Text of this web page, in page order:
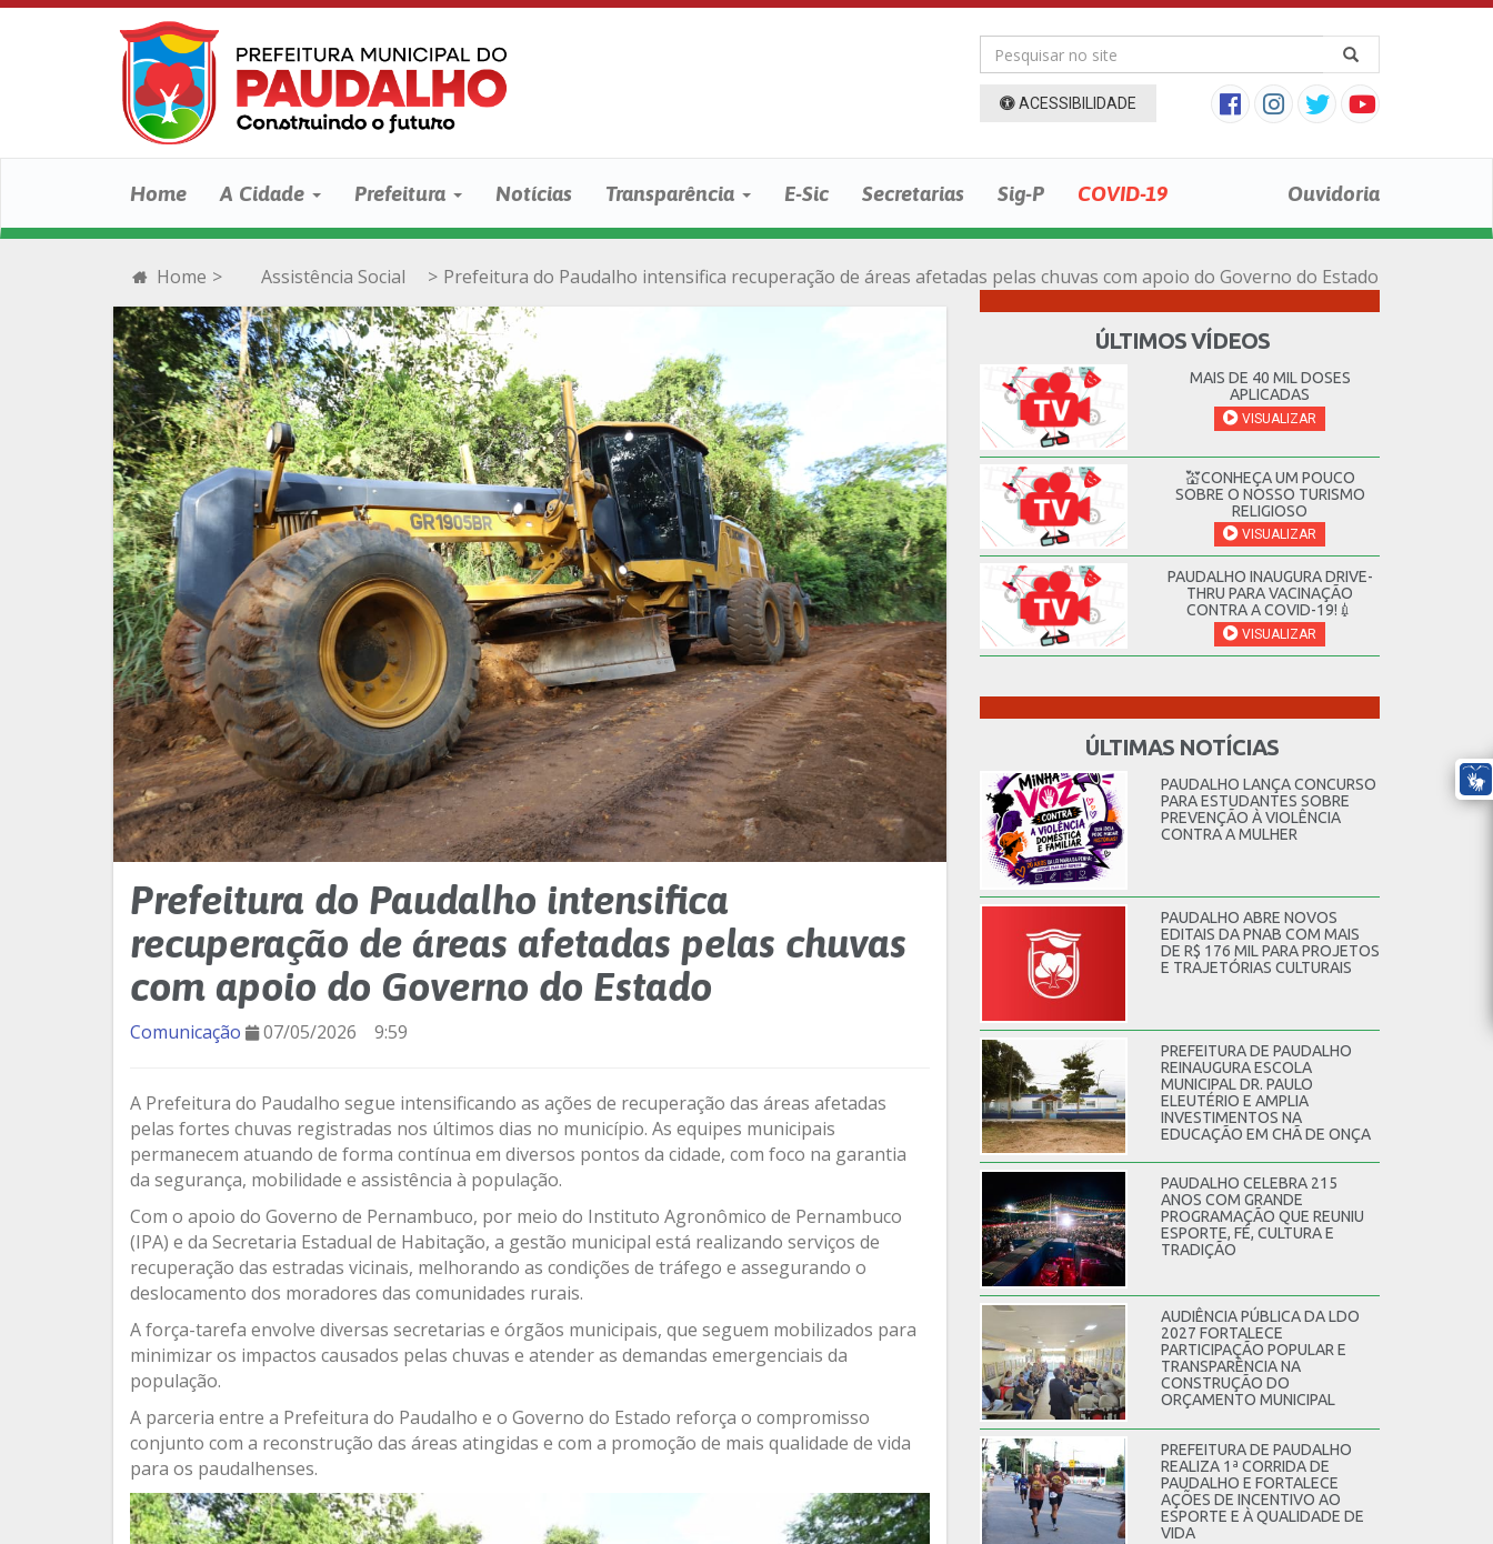
ACESSIBILIDADE
Home A Cidade Prefeitura Notícias Transparência E-Sic Secretarias Sig-P COVID-19 Ouvidoria
Home > Assistência Social > Prefeitura do Paudalho intensifica recuperação de áreas afetadas pelas chuvas com apoio do Governo do Estado
Prefeitura do Paudalho intensifica
recuperação de áreas afetadas pelas chuvas
com apoio do Governo do Estado
Comunicação 07/05/2026 9:59
A Prefeitura do Paudalho segue intensificando as ações de recuperação das áreas afetadas
pelas fortes chuvas registradas nos últimos dias no município. As equipes municipais
permanecem atuando de forma contínua em diversos pontos da cidade, com foco na garantia
da segurança, mobilidade e assistência à população.
Com o apoio do Governo de Pernambuco, por meio do Instituto Agronômico de Pernambuco
(IPA) e da Secretaria Estadual de Habitação, a gestão municipal está realizando serviços de
recuperação das estradas vicinais, melhorando as condições de tráfego e assegurando o
deslocamento dos moradores das comunidades rurais.
A força-tarefa envolve diversas secretarias e órgãos municipais, que seguem mobilizados para
minimizar os impactos causados pelas chuvas e atender as demandas emergenciais da
população.
A parceria entre a Prefeitura do Paudalho e o Governo do Estado reforça o compromisso
conjunto com a reconstrução das áreas atingidas e com a promoção de mais qualidade de vida
para os paudalhenses.
ÚLTIMOS VÍDEOS
MAIS DE 40 MIL DOSES
APLICADAS
VISUALIZAR
💒CONHEÇA UM POUCO
SOBRE O NOSSO TURISMO
RELIGIOSO
VISUALIZAR
PAUDALHO INAUGURA DRIVE-
THRU PARA VACINAÇÃO
CONTRA A COVID-19!💉
VISUALIZAR
ÚLTIMAS NOTÍCIAS
PAUDALHO LANÇA CONCURSO
PARA ESTUDANTES SOBRE
PREVENÇÃO À VIOLÊNCIA
CONTRA A MULHER
PAUDALHO ABRE NOVOS
EDITAIS DA PNAB COM MAIS
DE R$ 176 MIL PARA PROJETOS
E TRAJETÓRIAS CULTURAIS
PREFEITURA DE PAUDALHO
REINAUGURA ESCOLA
MUNICIPAL DR. PAULO
ELEUTÉRIO E AMPLIA
INVESTIMENTOS NA
EDUCAÇÃO EM CHÃ DE ONÇA
PAUDALHO CELEBRA 215
ANOS COM GRANDE
PROGRAMAÇÃO QUE REUNIU
ESPORTE, FÉ, CULTURA E
TRADIÇÃO
AUDIÊNCIA PÚBLICA DA LDO
2027 FORTALECE
PARTICIPAÇÃO POPULAR E
TRANSPARÊNCIA NA
CONSTRUÇÃO DO
ORÇAMENTO MUNICIPAL
PREFEITURA DE PAUDALHO
REALIZA 1ª CORRIDA DE
PAUDALHO E FORTALECE
AÇÕES DE INCENTIVO AO
ESPORTE E À QUALIDADE DE
VIDA